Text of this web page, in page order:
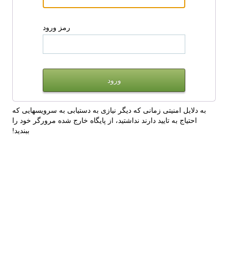
رمز ورود
به دلایل امنیتی زمانی که دیگر نیازی به دستیابی به سرویسهایی که
احتیاج به تایید دارند نداشتید، از پایگاه خارج شده مرورگر خود را
ببندید!